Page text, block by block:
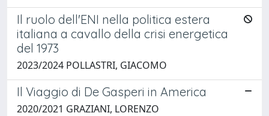
Il ruolo dell'ENI nella politica estera
italiana a cavallo della crisi energetica
del 1973
2023/2024 POLLASTRI, GIACOMO
Il Viaggio di De Gasperi in America
2020/2021 GRAZIANI, LORENZO